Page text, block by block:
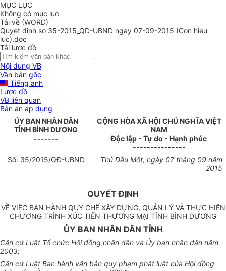
MỤC LỤC
Không có mục lục
Tải về (WORD)
Quyet dinh so 35-2015_QD-UBND ngay 07-09-2015 (Con hieu
luc).doc
Tải lược đồ
Nội dung VB
Văn bản gốc
Tiếng anh
Lược đồ
VB liên quan
Bản án áp dụng
ỦY BAN NHÂN DÂN
TỈNH BÌNH DƯƠNG
-------
CỘNG HÒA XÃ HỘI CHỦ NGHĨA VIỆT
NAM
Độc lập - Tự do - Hạnh phúc
---------------
Số: 35/2015/QĐ-UBND Thủ Dầu Một, ngày 07tháng 09năm
2015
QUYẾT ĐỊNH
VỀ VIỆC BAN HÀNH QUY CHẾ XÂY DỰNG, QUẢN LÝ VÀ THỰC HIỆN
CHƯƠNG TRÌNH XÚC TIẾN THƯƠNG MẠI TỈNH BÌNH DƯƠNG
ỦY BAN NHÂN DÂN TỈNH
Căn cứ Luật Tổ chức Hội đồng nhân dân và Ủy ban nhân dân năm
2003;
Căn cứ Luật Ban hành văn bản quy phạm phát luật của Hộiđồng